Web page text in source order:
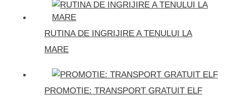
RUTINA DE INGRIJIRE A TENULUI LA
MARE
PROMOTIE: TRANSPORT GRATUIT ELF